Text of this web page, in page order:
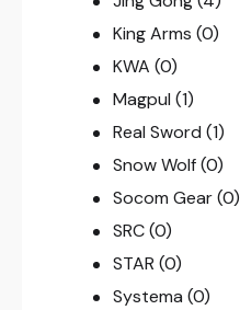
King Arms (0)
KWA (0)
Magpul (1)
Real Sword (1)
Snow Wolf (0)
Socom Gear (0)
SRC (0)
STAR (0)
Systema (0)